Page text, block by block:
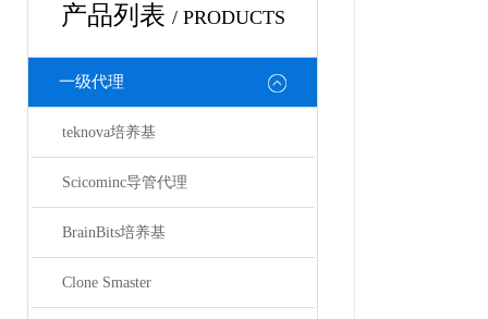
产品列表 / PRODUCTS
一级代理
teknova培养基
Scicominc导管代理
BrainBits培养基
Clone Smaster